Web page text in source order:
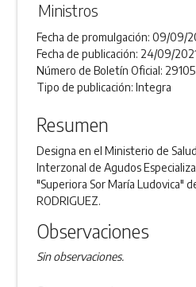
Ministros
Fecha de promulgación:09/09/
Fecha de publicación: 24/09/
Número de Boletín Oficial: 29105
Tipo de publicación:Integra
Resumen
Designa en el Ministerio de
Interzonal de Agudos
"Superiora Sor María Ludovica"
RODRIGUEZ.
Observaciones
Sin observaciones.